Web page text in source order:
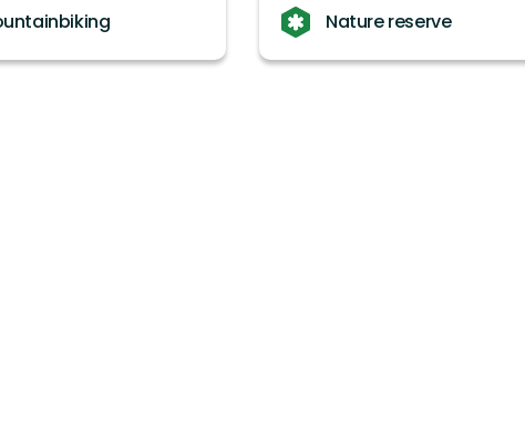
Nature reserve